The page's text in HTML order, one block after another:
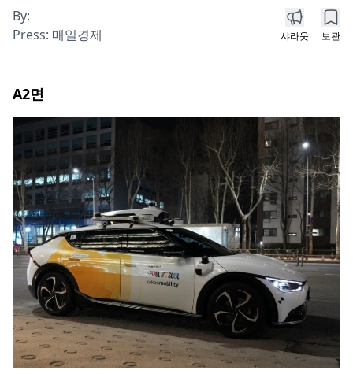
By:
Press: 매일경제 샤라웃 보관
A2면